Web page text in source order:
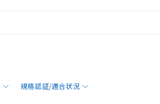
規格認証/適合状況